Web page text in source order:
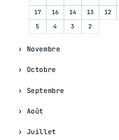
17
16 14 13 12
5
4 3 2
Novembre
Octobre
Septembre
Août
Juillet